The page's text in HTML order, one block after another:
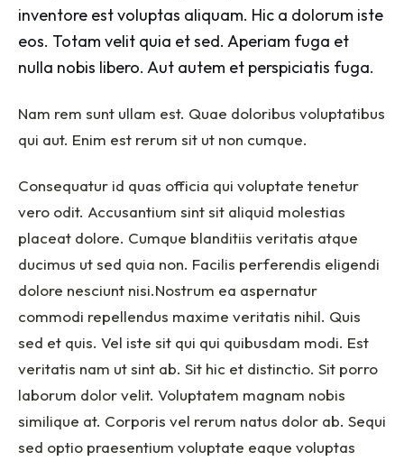
inventore est voluptas aliquam. Hic a dolorum iste
eos. Totam velit quia et sed. Aperiam fuga et
nulla nobis libero. Aut autem et perspiciatis fuga.
Nam rem sunt ullam est. Quae doloribus voluptatibus
qui aut. Enim est rerum sit ut non cumque.
Consequatur id quas officia qui voluptate tenetur
vero odit. Accusantium sint sit aliquid molestias
placeat dolore. Cumque blanditiis veritatis atque
ducimus ut sed quia non. Facilis perferendis eligendi
dolore nesciunt nisi.Nostrum ea aspernatur
commodi repellendus maxime veritatis nihil. Quis
sed et quis. Vel iste sit qui qui quibusdam modi. Est
veritatis nam ut sint ab. Sit hic et distinctio. Sit porro
laborum dolor velit. Voluptatem magnam nobis
similique at. Corporis vel rerum natus dolor ab. Sequi
sed optio praesentium voluptate eaque voluptas